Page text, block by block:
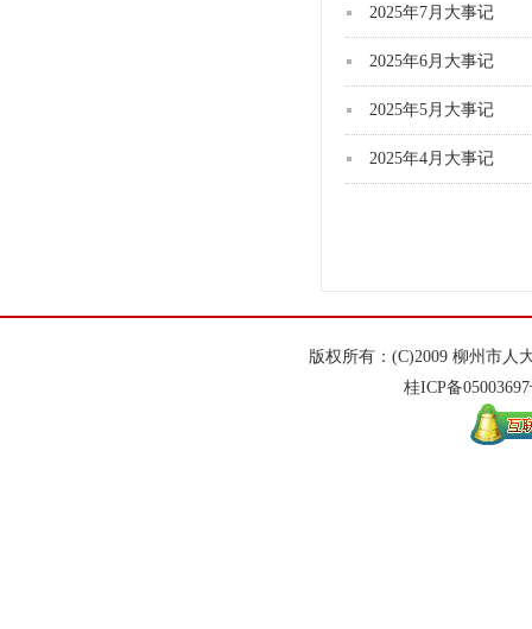
2025年7月大事记
2025年6月大事记
2025年5月大事记
2025年4月大事记
版权所有：(C)2009 柳州市人
桂ICP备